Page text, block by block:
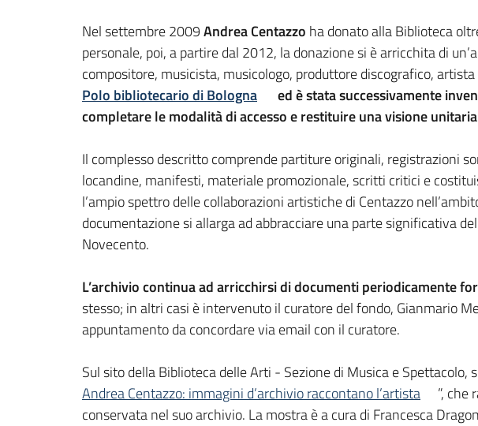
Nel settembre 2009Andrea Centazzo ha donato alla Biblioteca
personale, poi, a partire dal 2012, la donazione si è arricchita di
compositore, musicista, musicologo, produttore discografico,
Polo bibliotecario di Bologna
ed è stata successivamente
completare le modalità di accesso e restituire una visione
Il complesso descritto comprende partiture originali, registrazioni
locandine, manifesti, materiale promozionale, scritti critici e
l’ampio spettro delle collaborazioni artistiche di Centazzo
documentazione si allarga ad abbracciare una parte significativa
Novecento.
L’archivio continua ad arricchirsi di documenti periodicamente
stesso; in altri casi è intervenuto il curatore del fondo, Gianmario
appuntamento da concordare via email con il curatore.
Sul sito della Biblioteca delle Arti - Sezione di Musica e Spettacolo,
Andrea Centazzo: immagini d’archivio raccontano l’artista
”,
conservata nel suo archivio. La mostra è a cura di Francesca